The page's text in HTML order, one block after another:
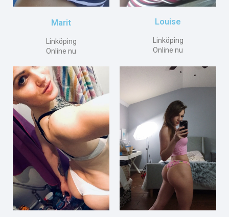
Marit
Linköping
Online nu
Louise
Linköping
Online nu